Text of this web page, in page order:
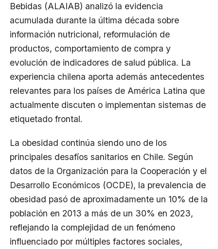
Bebidas (ALAIAB) analizó la evidencia
acumulada durante la última década sobre
información nutricional, reformulación de
productos, comportamiento de compra y
evolución de indicadores de salud pública. La
experiencia chilena aporta además antecedentes
relevantes para los países de América Latina que
actualmente discuten o implementan sistemas de
etiquetado frontal.
La obesidad continúa siendo uno de los
principales desafíos sanitarios en Chile. Según
datos de la Organización para la Cooperación y el
Desarrollo Económicos (OCDE), la prevalencia de
obesidad pasó de aproximadamente un 10% de la
población en 2013 a más de un 30% en 2023,
reflejando la complejidad de un fenómeno
influenciado por múltiples factores sociales,